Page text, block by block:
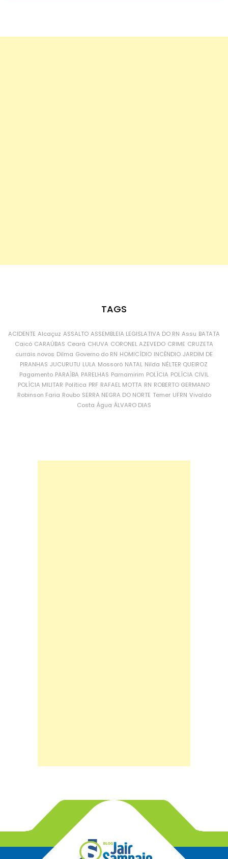
TAGS
ACIDENTE Alcaçuz ASSALTO ASSEMBLEIA LEGISLATIVA DO RN Assu BATATA
Caicó CARAÚBAS Ceará CHUVA CORONEL AZEVEDO CRIME CRUZETA
currais novos Dilma Governo do RN HOMICÍDIO INCÊNDIO JARDIM DE
PIRANHAS JUCURUTU LULA Mossoró NATAL Nilda NÉLTER QUEIROZ
Pagamento PARAÍBA PARELHAS Parnamirim POLÍCIA POLÍCIA CIVIL
POLÍCIA MILITAR Política PRF RAFAEL MOTTA RN ROBERTO GERMANO
Robinson Faria Roubo SERRA NEGRA DO NORTE Temer UFRN Vivaldo
Costa Água ÁLVARO DIAS